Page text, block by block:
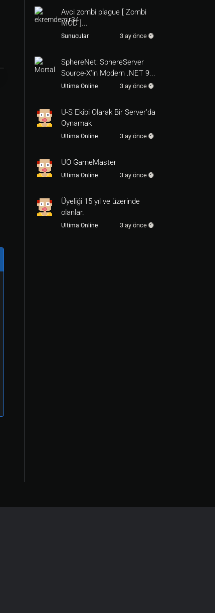
Avci zombi plague [ Zombi
MOD ]...
Sunucular 3 ay önce
SphereNet: SphereServer
Source-X'in Modern .NET 9...
Ultima Online 3 ay önce
U-S Ekibi Olarak Bir Server'da
Oynamak
Ultima Online 3 ay önce
UO GameMaster
Ultima Online 3 ay önce
Üyeliği 15 yıl ve üzerinde
olanlar.
Ultima Online 3 ay önce